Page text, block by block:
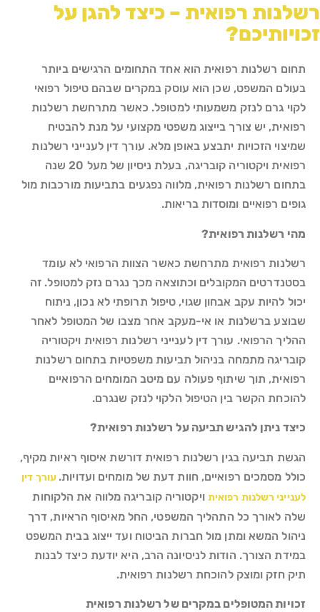
רשלנות רפואית – כיצד להגן על
זכויותיכם?
תחום רשלנות רפואית הוא אחד התחומים הרגישים ביותר
בעולם המשפט, שכן הוא עוסק במקרים שבהם טיפול רפואי
לקוי גרם לנזק משמעותי למטופל. כאשר מתרחשת רשלנות
רפואית, יש צורך בייצוג משפטי מקצועי על מנת להבטיח
שמיצוי הזכויות יתבצע באופן מלא. עורך דין לענייני רשלנות
רפואית ויקטוריה קובריגה, בעלת ניסיון של מעל 20 שנה
בתחום רשלנות רפואית, מלווה נפגעים בתביעות מורכבות מול
גופים רפואיים ומוסדות בריאות.
מהי רשלנות רפואית?
רשלנות רפואית מתרחשת כאשר הצוות הרפואי לא עומד
בסטנדרטים המקובלים וכתוצאה מכך נגרם נזק למטופל. זה
יכול להיות עקב אבחון שגוי, טיפול תרופתי לא נכון, ניתוח
שבוצע ברשלנות או אי-מעקב אחר מצבו של המטופל לאחר
ההליך הרפואי. עורך דין לענייני רשלנות רפואית ויקטוריה
קובריגה מתמחה בניהול תביעות משפטיות בתחום רשלנות
רפואית, תוך שיתוף פעולה עם מיטב המומחים הרפואיים
להוכחת הקשר בין הטיפול הלקוי לנזק שנגרם.
כיצד ניתן להגיש תביעה על רשלנות רפואית?
הגשת תביעה בגין רשלנות רפואית דורשת איסוף ראיות מקיף,
כולל מסמכים רפואיים, חוות דעת של מומחים ועדויות. עורך דין
לענייני רשלנות רפואית ויקטוריה קובריגה מלווה את הלקוחות
שלה לאורך כל התהליך המשפטי, החל מאיסוף הראיות, דרך
ניהול המשא ומתן מול חברות הביטוח ועד ייצוג בבית המשפט
במידת הצורך. הודות לניסיונה הרב, היא יודעת כיצד לבנות
תיק חזק ומוצק להוכחת רשלנות רפואית.
זכויות המטופלים במקרים של רשלנות רפואית